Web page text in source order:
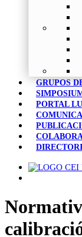
GRUPOS
PORTAL